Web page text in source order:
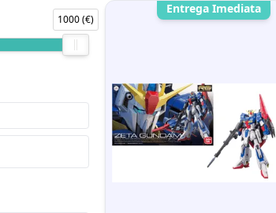
1000 (€)
Entrega Imediata